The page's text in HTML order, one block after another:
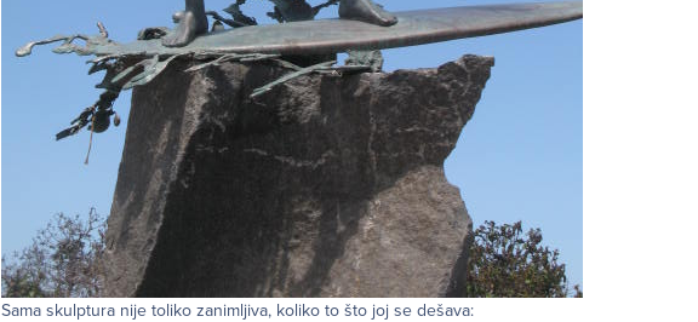
Sama skulptura nije toliko zanimljiva, koliko to što joj se dešava: